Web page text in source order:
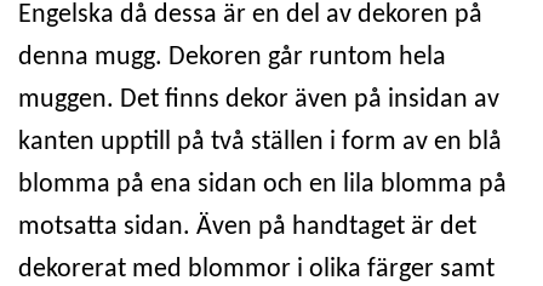
Engelska då dessa är en del av dekoren på
denna mugg. Dekoren går runtom hela
muggen. Det finns dekor även på insidan av
kanten upptill på två ställen i form av en blå
blomma på ena sidan och en lila blomma på
motsatta sidan. Även på handtaget är det
dekorerat med blommor i olika färger samt